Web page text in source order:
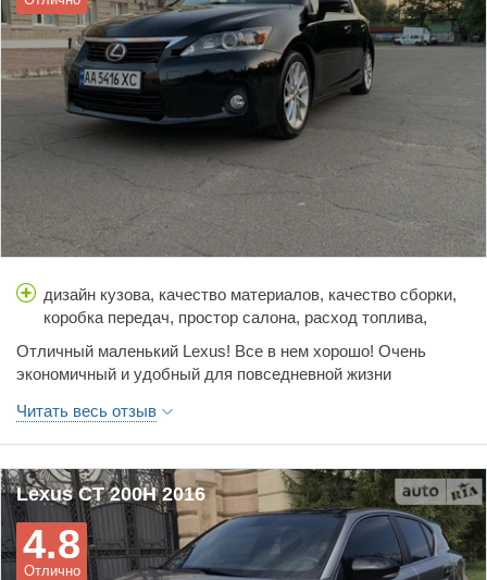
дизайн кузова, качество материалов, качество сборки,
коробка передач, простор салона, расход топлива,
цена, шумоизоляция
Отличный маленький Lexus! Все в нем хорошо! Очень
экономичный и удобный для повседневной жизни
Читать весь отзыв
Lexus CT 200H 2016
Отлично
4.8